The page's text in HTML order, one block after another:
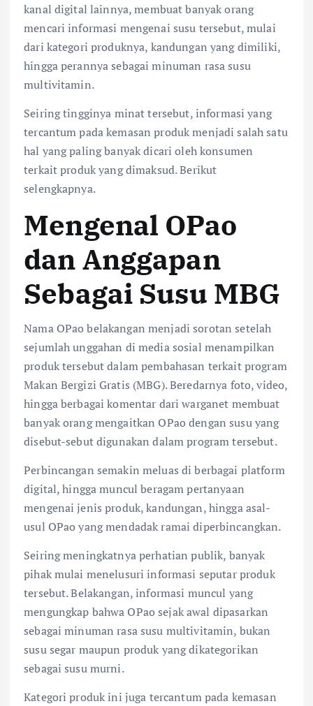
kanal digital lainnya, membuat banyak orang
mencari informasi mengenai susu tersebut, mulai
dari kategori produknya, kandungan yang dimiliki,
hingga perannya sebagai minuman rasa susu
multivitamin.
Seiring tingginya minat tersebut, informasi yang
tercantum pada kemasan produk menjadi salah satu
hal yang paling banyak dicari oleh konsumen
terkait produk yang dimaksud. Berikut
selengkapnya.
Mengenal OPao
dan Anggapan
Sebagai Susu MBG
Nama OPao belakangan menjadi sorotan setelah
sejumlah unggahan di media sosial menampilkan
produk tersebut dalam pembahasan terkait program
Makan Bergizi Gratis (MBG). Beredarnya foto, video,
hingga berbagai komentar dari warganet membuat
banyak orang mengaitkan OPao dengan susu yang
disebut-sebut digunakan dalam program tersebut.
Perbincangan semakin meluas di berbagai platform
digital, hingga muncul beragam pertanyaan
mengenai jenis produk, kandungan, hingga asal-
usul OPao yang mendadak ramai diperbincangkan.
Seiring meningkatnya perhatian publik, banyak
pihak mulai menelusuri informasi seputar produk
tersebut. Belakangan, informasi muncul yang
mengungkap bahwa OPao sejak awal dipasarkan
sebagai minuman rasa susu multivitamin, bukan
susu segar maupun produk yang dikategorikan
sebagai susu murni.
Kategori produk ini juga tercantum pada kemasan